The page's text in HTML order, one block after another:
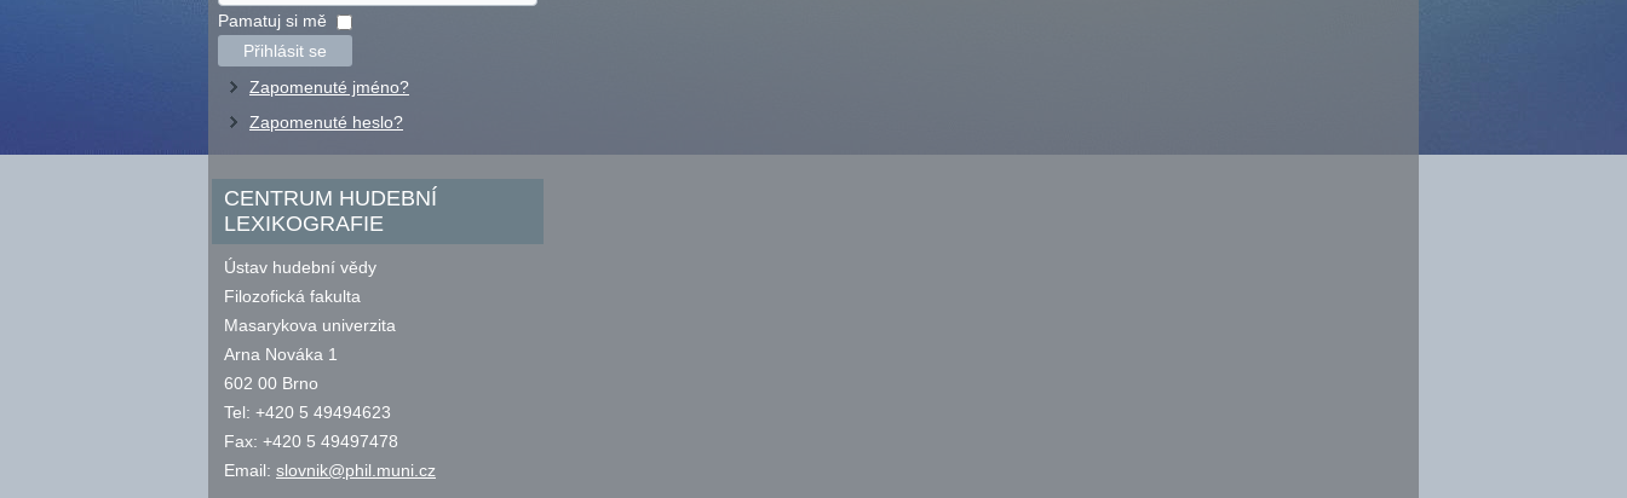
jméno
Heslo
Pamatuj si mě
Přihlásit se
Zapomenuté jméno?
Zapomenuté heslo?
CENTRUM HUDEBNÍ
LEXIKOGRAFIE
Ústav hudební vědy
Filozofická fakulta
Masarykova univerzita
Arna Nováka 1
602 00 Brno
Tel: +420 5 49494623
Fax: +420 5 49497478
Email: slovnik@phil.muni.cz